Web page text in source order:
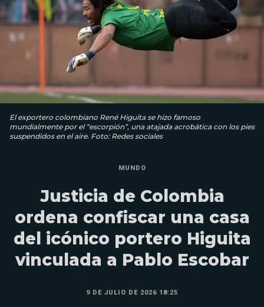
El exportero colombiano René Higuita se hizo famoso
mundialmente por el “escorpión”, una atajada acrobática con los pies
suspendidos en el aire. Foto: Redes sociales
MUNDO
Justicia de Colombia
ordena confiscar una casa
del icónico portero Higuita
vinculada a Pablo Escobar
9 DE JULIO DE 2026 18:25